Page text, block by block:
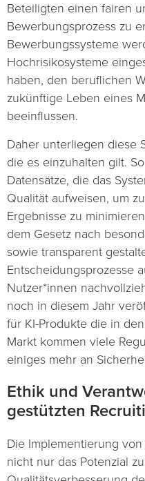
Beteiligten einen fairen
Bewerbungsprozess zu
Bewerbungssysteme
Hochrisikosysteme
haben, den beruflichen
zukünftige Leben eines
beeinflussen.
Daher unterliegen diese
die es einzuhalten gilt.
Datensätze, die das
Qualität aufweisen, um
Ergebnisse zu
dem Gesetz nach
sowie transparent
Entscheidungsprozesse
Nutzer*innen
noch in diesem Jahr
für KI-Produkte die in
Markt kommen viele
einiges mehr an
Ethik und
gestützten
Die Implementierung
nicht nur das Potenzial